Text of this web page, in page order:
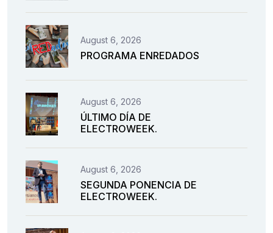
August 6, 2026
PROGRAMA ENREDADOS
August 6, 2026
ÚLTIMO DÍA DE
ELECTROWEEK.
August 6, 2026
SEGUNDA PONENCIA DE
ELECTROWEEK.